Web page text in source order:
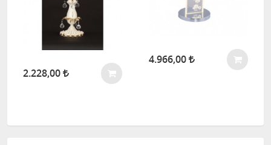
2.228,00
4.966,00